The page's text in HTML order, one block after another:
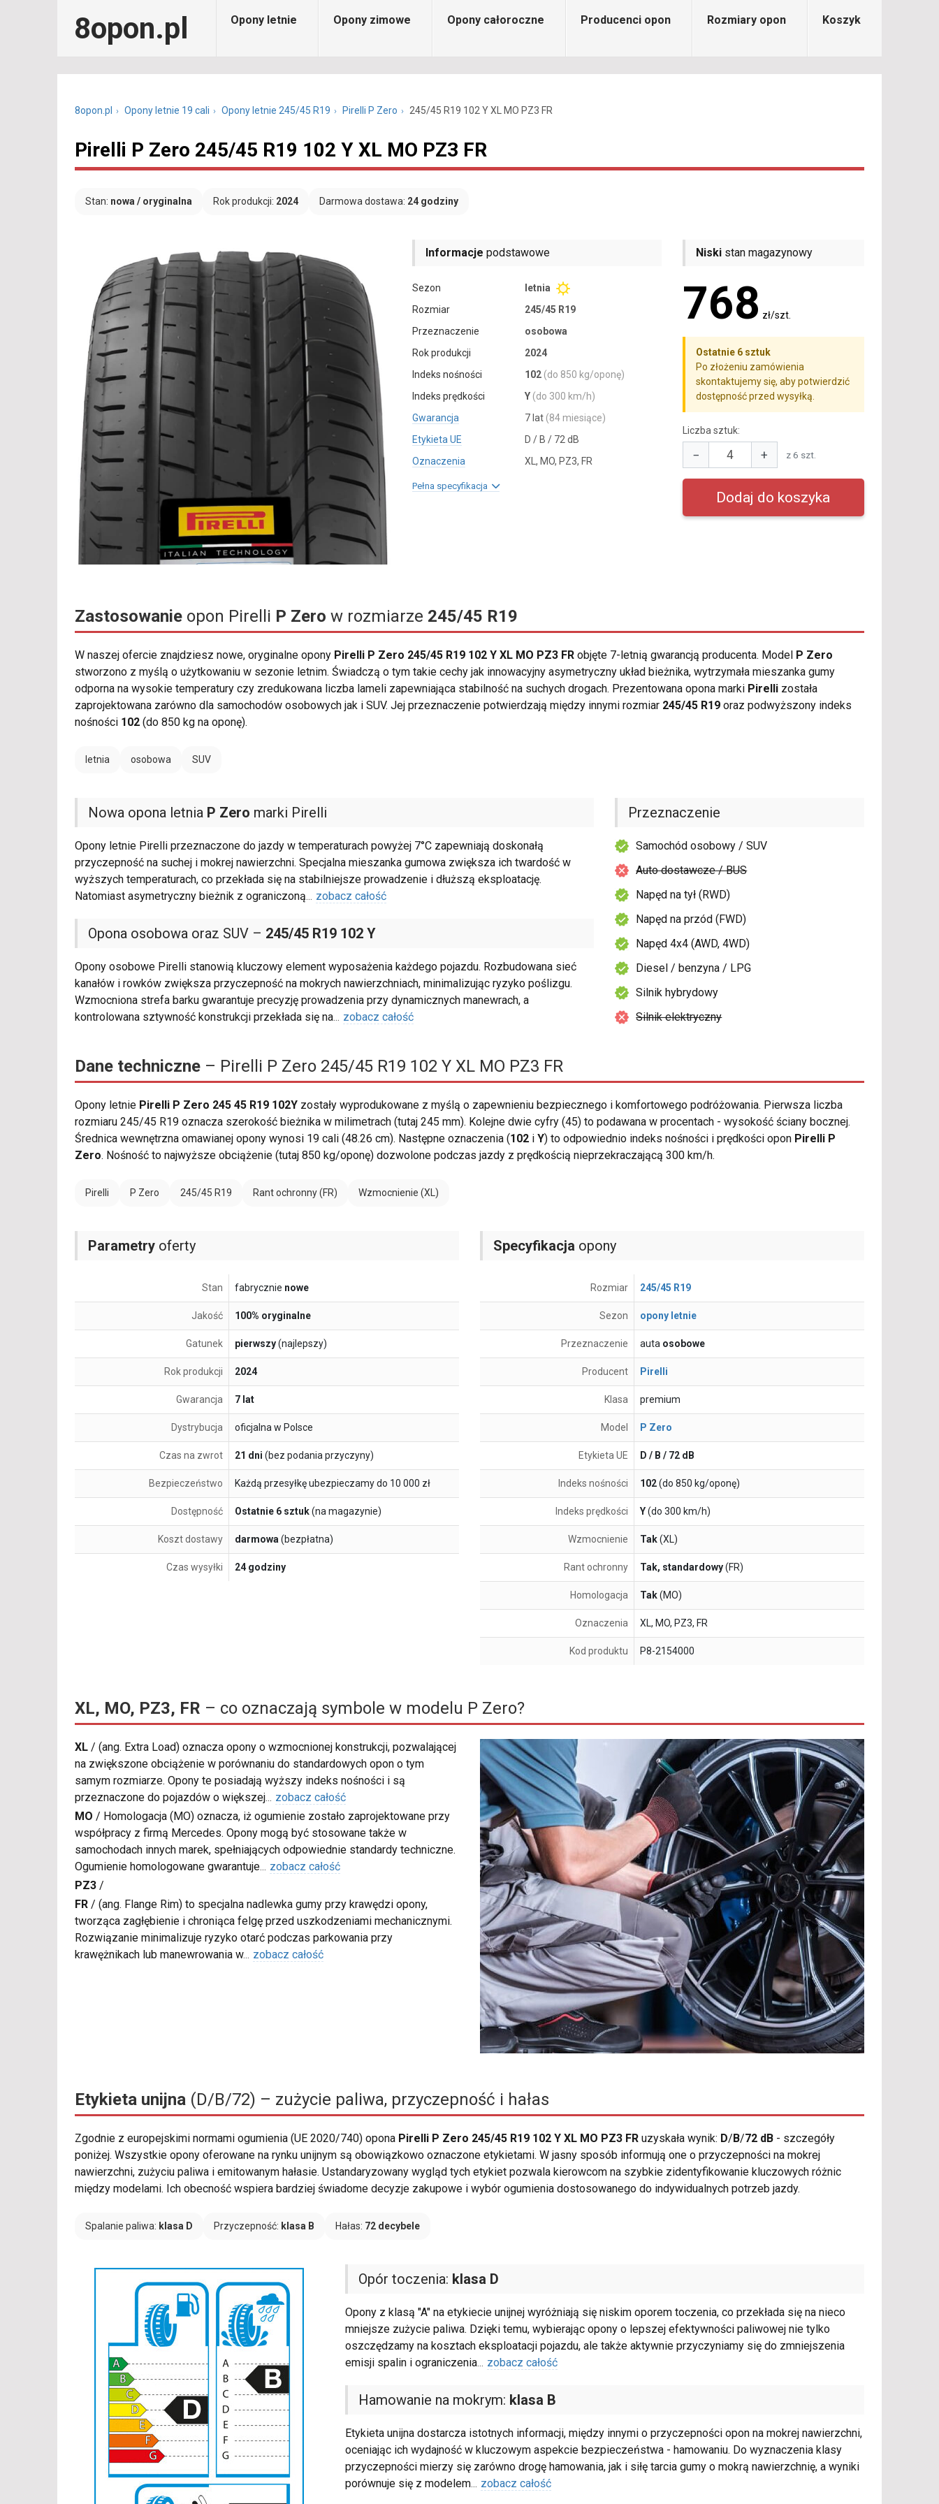
8opon.pl Opony letnie Opony zimowe Opony całoroczne Producenci opon Rozmiary opon Koszyk
8opon.pl Opony letnie 19 cali Opony letnie 245/45 R19 Pirelli P Zero 245/45 R19 102 Y XL MO PZ3 FR
Pirelli P Zero 245/45 R19 102 Y XL MO PZ3 FR
Stan: nowa / oryginalna Rok produkcji: 2024 Darmowa dostawa: 24 godziny
Informacje podstawowe
Sezon
letnia
Rozmiar
245/45 R19
Przeznaczenie
osobowa
Rok produkcji
2024
Indeks nośności
102 (do 850 kg/oponę)
Indeks prędkości
Y (do 300 km/h)
Gwarancja
7 lat (84 miesiące)
Etykieta UE
D / B / 72 dB
Oznaczenia
XL, MO, PZ3, FR
Pełna specyfikacja
Niskistan magazynowy
768 zł/szt.
Ostatnie 6 sztuk
Po złożeniu zamówienia
skontaktujemy się, aby potwierdzić
dostępność przed wysyłką.
Liczba sztuk:
− + z 6 szt.
Zastosowanie opon Pirelli P Zero w rozmiarze 245/45 R19
W naszej ofercie znajdziesz nowe, oryginalne opony Pirelli P Zero 245/45 R19 102 Y XL MO PZ3 FR objęte 7-letnią gwarancją producenta. Model P Zero
stworzono z myślą o użytkowaniu w sezonie letnim. Świadczą o tym takie cechy jak innowacyjny asymetryczny układ bieżnika, wytrzymała mieszanka gumy
odporna na wysokie temperatury czy zredukowana liczba lameli zapewniająca stabilność na suchych drogach. Prezentowana opona marki Pirelli została
zaprojektowana zarówno dla samochodów osobowych jak i SUV. Jej przeznaczenie potwierdzają między innymi rozmiar 245/45 R19 oraz podwyższony indeks
nośności 102 (do 850 kg na oponę).
letnia osobowa SUV
Nowa opona letnia P Zero marki Pirelli
Opony letnie Pirelli przeznaczone do jazdy w temperaturach powyżej 7°C zapewniają doskonałą
przyczepność na suchej i mokrej nawierzchni. Specjalna mieszanka gumowa zwiększa ich twardość w
wyższych temperaturach, co przekłada się na stabilniejsze prowadzenie i dłuższą eksploatację.
Natomiast asymetryczny bieżnik z ograniczoną... zobacz całość
Opona osobowa oraz SUV – 245/45 R19 102 Y
Opony osobowe Pirelli stanowią kluczowy element wyposażenia każdego pojazdu. Rozbudowana sieć
kanałów i rowków zwiększa przyczepność na mokrych nawierzchniach, minimalizując ryzyko poślizgu.
Wzmocniona strefa barku gwarantuje precyzję prowadzenia przy dynamicznych manewrach, a
kontrolowana sztywność konstrukcji przekłada się na... zobacz całość
Przeznaczenie
Samochód osobowy / SUV
Auto dostawcze / BUS
Napęd na tył (RWD)
Napęd na przód (FWD)
Napęd 4x4 (AWD, 4WD)
Diesel / benzyna / LPG
Silnik hybrydowy
Silnik elektryczny
Dane techniczne – Pirelli P Zero 245/45 R19 102 Y XL MO PZ3 FR
Opony letnie Pirelli P Zero 245 45 R19 102Y zostały wyprodukowane z myślą o zapewnieniu bezpiecznego i komfortowego podróżowania. Pierwsza liczba
rozmiaru 245/45 R19 oznacza szerokość bieżnika w milimetrach (tutaj 245 mm). Kolejne dwie cyfry (45) to podawana w procentach - wysokość ściany bocznej.
Średnica wewnętrzna omawianej opony wynosi 19 cali (48.26 cm). Następne oznaczenia (102 i Y) to odpowiednio indeks nośności i prędkości opon Pirelli P
Zero. Nośność to najwyższe obciążenie (tutaj 850 kg/oponę) dozwolone podczas jazdy z prędkością nieprzekraczającą 300 km/h.
Pirelli P Zero 245/45 R19 Rant ochronny (FR) Wzmocnienie (XL)
Parametry oferty
Stan fabrycznie nowe
Jakość 100% oryginalne
Gatunek pierwszy(najlepszy)
Rok produkcji 2024
Gwarancja 7 lat
Dystrybucja oficjalna w Polsce
Czas na zwrot 21 dni (bez podania przyczyny)
Bezpieczeństwo Każdą przesyłkę ubezpieczamy do 10 000 zł
Dostępność Ostatnie 6 sztuk(na magazynie)
Koszt dostawy darmowa(bezpłatna)
Czas wysyłki 24 godziny
Specyfikacja opony
Rozmiar 245/45 R19
Sezon opony letnie
Przeznaczenie auta osobowe
Producent Pirelli
Klasa premium
Model P Zero
Etykieta UE D / B / 72 dB
Indeks nośności 102(do 850 kg/oponę)
Indeks prędkości Y(do 300 km/h)
Wzmocnienie Tak(XL)
Rant ochronny Tak, standardowy(FR)
Homologacja Tak(MO)
Oznaczenia XL, MO, PZ3, FR
Kod produktu P8-2154000
XL, MO, PZ3, FR – co oznaczają symbole w modelu P Zero?
XL / (ang. Extra Load) oznacza opony o wzmocnionej konstrukcji, pozwalającej
na zwiększone obciążenie w porównaniu do standardowych opon o tym
samym rozmiarze. Opony te posiadają wyższy indeks nośności i są
przeznaczone do pojazdów o większej... zobacz całość
MO / Homologacja (MO) oznacza, iż ogumienie zostało zaprojektowane przy
współpracy z firmą Mercedes. Opony mogą być stosowane także w
samochodach innych marek, spełniających odpowiednie standardy techniczne.
Ogumienie homologowane gwarantuje... zobacz całość
PZ3 /
FR / (ang. Flange Rim) to specjalna nadlewka gumy przy krawędzi opony,
tworząca zagłębienie i chroniąca felgę przed uszkodzeniami mechanicznymi.
Rozwiązanie minimalizuje ryzyko otarć podczas parkowania przy
krawężnikach lub manewrowania w... zobacz całość
Etykieta unijna (D/B/72) – zużycie paliwa, przyczepność i hałas
Zgodnie z europejskimi normami ogumienia (UE 2020/740) opona Pirelli P Zero 245/45 R19 102 Y XL MO PZ3 FR uzyskała wynik: D/ B/72 dB - szczegóły
poniżej. Wszystkie opony oferowane na rynku unijnym są obowiązkowo oznaczone etykietami. W jasny sposób informują one o przyczepności na mokrej
nawierzchni, zużyciu paliwa i emitowanym hałasie. Ustandaryzowany wygląd tych etykiet pozwala kierowcom na szybkie zidentyfikowanie kluczowych różnic
między modelami. Ich obecność wspiera bardziej świadome decyzje zakupowe i wybór ogumienia dostosowanego do indywidualnych potrzeb jazdy.
Spalanie paliwa: klasa D Przyczepność: klasa B Hałas: 72 decybele
Opór toczenia: klasa D
Opony z klasą "A" na etykiecie unijnej wyróżniają się niskim oporem toczenia, co przekłada się na nieco
mniejsze zużycie paliwa. Dzięki temu, wybierając opony o lepszej efektywności paliwowej nie tylko
oszczędzamy na kosztach eksploatacji pojazdu, ale także aktywnie przyczyniamy się do zmniejszenia
emisji spalin i ograniczenia... zobacz całość
Hamowanie na mokrym: klasa B
Etykieta unijna dostarcza istotnych informacji, między innymi o przyczepności opon na mokrej nawierzchni,
oceniając ich wydajność w kluczowym aspekcie bezpieczeństwa - hamowaniu. Do wyznaczenia klasy
przyczepności mierzy się zarówno drogę hamowania, jak i siłę tarcia gumy o mokrą nawierzchnię, a wyniki
porównuje się z modelem... zobacz całość